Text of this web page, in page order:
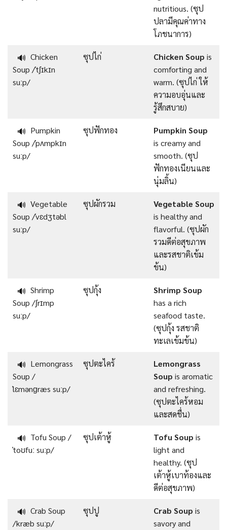
nutritious. (ซุป
ปลามีคุณค่าทาง
โภชนาการ)
🔊 Chicken
Soup /ˈtʃɪkɪn
suːp/
ซุปไก่ Chicken Soup is
comforting and
warm. (ซุปไก่ ให้
ความอบอุ่นและ
รู้สึกสบาย)
🔊 Pumpkin
Soup /ˈpʌmpkɪn
suːp/
ซุปฟักทอง
Pumpkin Soup
is creamy and
smooth. (ซุป
ฟักทองเนียนและ
นุ่มลิ้น)
🔊 Vegetable
Soup /ˈvɛdʒtəbl
suːp/
ซุปผักรวม
Vegetable Soup
is healthy and
flavorful. (ซุปผัก
รวมดีต่อสุขภาพ
และรสชาติเข้ม
ข้น)
🔊 Shrimp
Soup /ʃrɪmp
suːp/
ซุปกุ้ง
Shrimp Soup
has a rich
seafood taste.
(ซุปกุ้ง รสชาติ
ทะเลเข้มข้น)
🔊 Lemongrass
Soup /
ˈlɛmənɡræs suːp/
ซุปตะไคร้
Lemongrass
Soup is aromatic
and refreshing.
(ซุปตะไคร้หอม
และสดชื่น)
🔊 Tofu Soup /
ˈtoʊfuː suːp/
ซุปเต้าหู้ Tofu Soup is
light and
healthy. (ซุป
เต้าหู้เบาท้องและ
ดีต่อสุขภาพ)
🔊 Crab Soup
/kræb suːp/
ซุปปู Crab Soup is
savory and